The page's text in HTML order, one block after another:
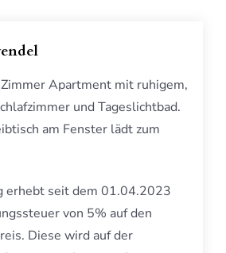
Apartment mit ruhigem,
und Tageslichtbad.
am Fenster lädt zum
erhebt seit dem 01.04.2023
von 5% auf den
Diese wird auf der